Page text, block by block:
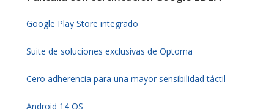
Google Play Store integrado
Suite de soluciones exclusivas de Optoma
Cero adherencia para una mayor sensibilidad táctil
Android 14 OS